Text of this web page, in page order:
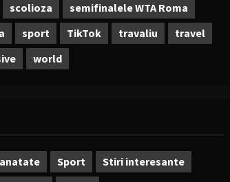
scolioza
semifinalele WTA Roma
sport TikTok travaliu
travel
world
Sport
Stiri interesante